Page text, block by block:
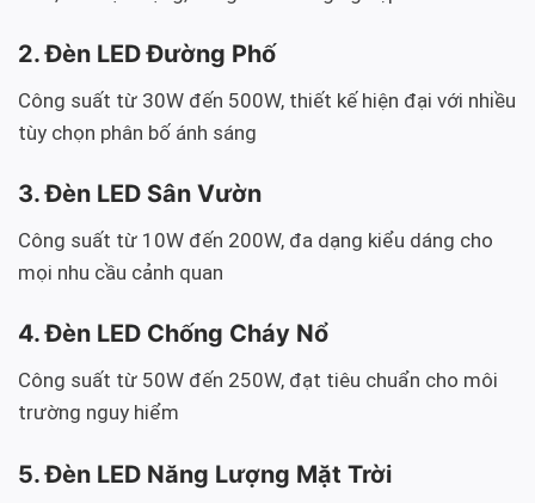
2. Đèn LED Đường Phố
Công suất từ 30W đến 500W, thiết kế hiện đại với nhiều
tùy chọn phân bố ánh sáng
3. Đèn LED Sân Vườn
Công suất từ 10W đến 200W, đa dạng kiểu dáng cho
mọi nhu cầu cảnh quan
4. Đèn LED Chống Cháy Nổ
Công suất từ 50W đến 250W, đạt tiêu chuẩn cho môi
trường nguy hiểm
5. Đèn LED Năng Lượng Mặt Trời